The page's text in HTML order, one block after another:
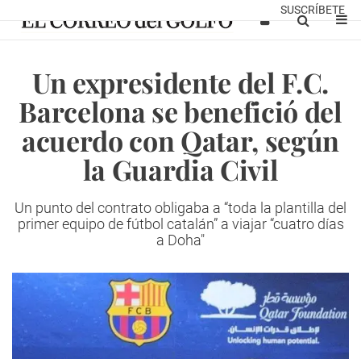
SUSCRÍBETE
Un expresidente del F.C.
Barcelona se benefició del
acuerdo con Qatar, según
la Guardia Civil
Un punto del contrato obligaba a “toda la plantilla del
primer equipo de fútbol catalán” a viajar “cuatro días
a Doha"